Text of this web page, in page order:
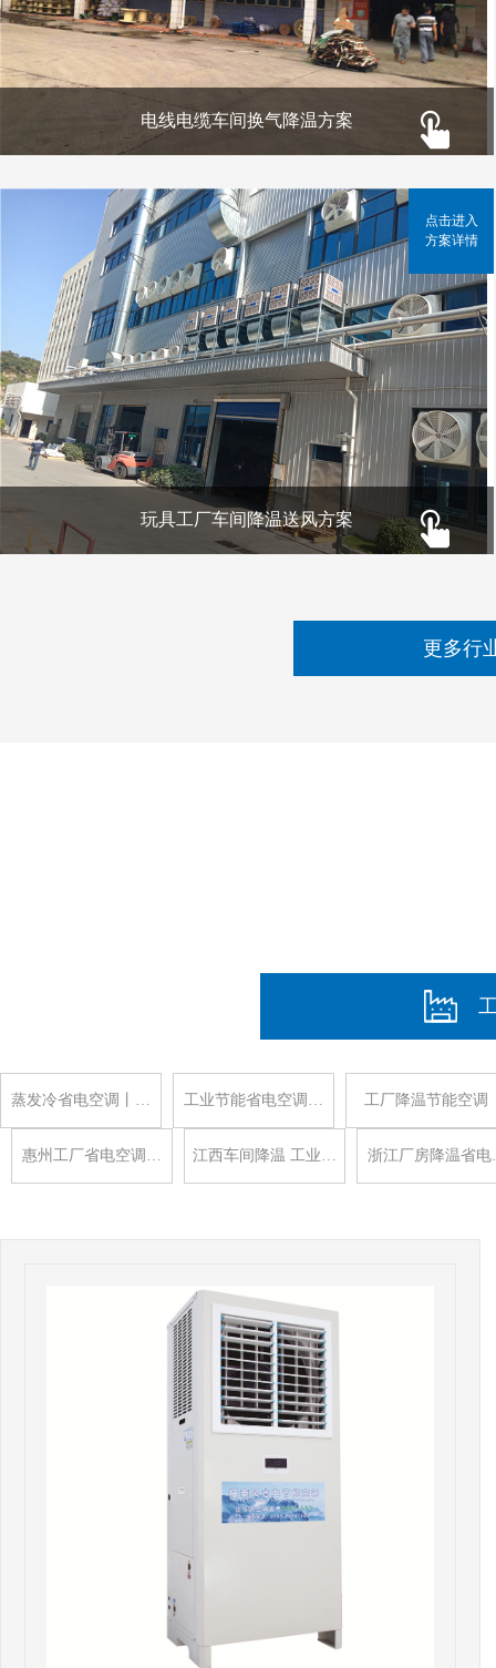
电线电缆车间换气降温方案
玩具工厂车间降温送风方案
点击进入
方案详情
更多行
蒸发冷省电空调丨… 工业节能省电空调… 工厂降温节能空调
惠州工厂省电空调… 江西车间降温 工业… 浙江厂房降温省